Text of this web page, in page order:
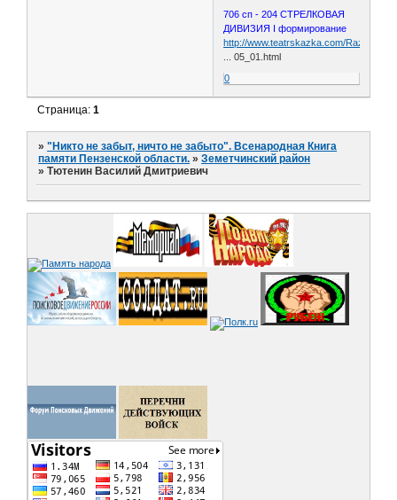
706 сп - 204 СТРЕЛКОВАЯ
ДИВИЗИЯ I формирование
http://www.teatrskazka.com/Raznoe/
... 05_01.html
0
Страница:1
»"Никто не забыт, ничто не забыто". Всенародная Книга
памяти Пензенской области. »Земетчинский район
»Тютенин Василий Дмитриевич